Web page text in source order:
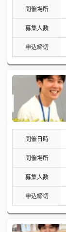
開催場所
募集人数
申込締切
開催日時
開催場所
募集人数
申込締切